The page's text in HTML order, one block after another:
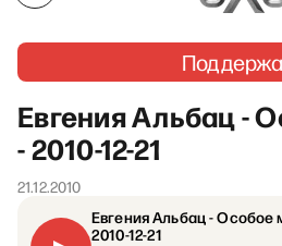
Евгения Альбац -
- 2010-12-21
21.12.2010
Евгения Альбац - Особое
2010-12-21